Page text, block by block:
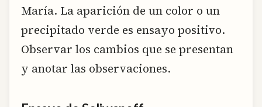
María. La aparición de un color o un
precipitado verde es ensayo positivo.
Observar los cambios que se presentan
y anotar las observaciones.